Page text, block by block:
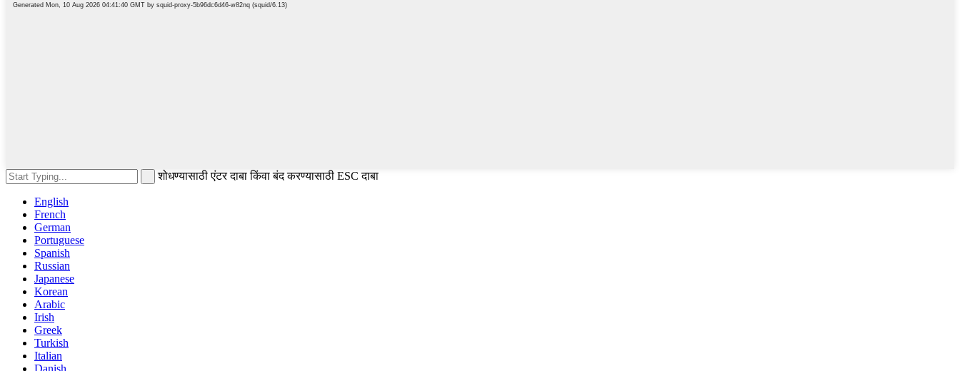
शोधण्यासाठी एंटर दाबा किंवा बंद करण्यासाठी ESC दाबा
English
French
German
Portuguese
Spanish
Russian
Japanese
Korean
Arabic
Irish
Greek
Turkish
Italian
Danish